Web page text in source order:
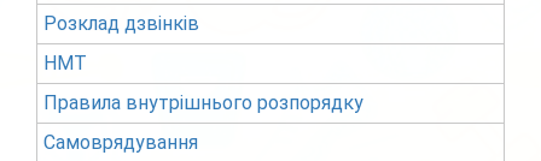
Розклад дзвінків
НМТ
Правила внутрішнього розпорядку
Самоврядування